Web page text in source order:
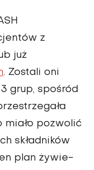
z
już
. Zostali oni
grup, spośród
miało pozwolić
składników
plan żywie­